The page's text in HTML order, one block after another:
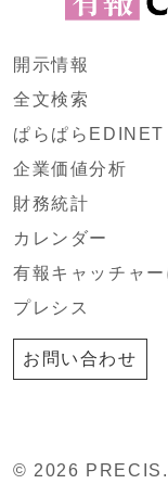
開示情報
全文検索
ぱらぱらEDINET
企業価値分析
財務統計
カレンダー
有報キャッチャー
プレシス
お問い合わせ
© 2026